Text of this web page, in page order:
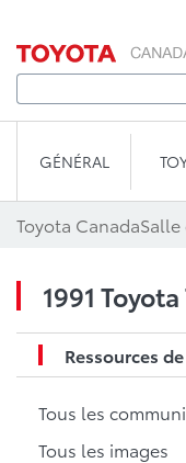
GÉNÉRAL
Toyota Canada
1991
Ressources
Tous les
Tous les images